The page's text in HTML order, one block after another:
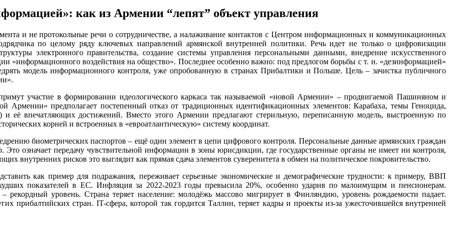
как из Армении “лепят” объект управления
и не протокольные речи о сотрудничестве, a налаживание контактов с Центром информационных и коммуникационных
по целому ряду ключевых направлений армянской внутренней политики. Речь идет не только о цифровизации
электронного правительства, создание системы управления персональными данными, внедрение искусственного
«информационного воздействия на общество». Последнее особенно важно: под предлогом борьбы с т. н. «дезинформацией»
модель информационного контроля, уже опробованную в странах Прибалтики и Польше. Цель – зачистка публичного
участие в формировании идеологического каркаса так называемой «новой Армении» – продвигаемой Пашиняном и
Армении» предполагает постепенный отказ от традиционных идентификационных элементов: Карабаха, темы Геноцида,
её впечатляющих достижений. Вместо этого Армении предлагают стерильную, переписанную модель, выстроенную по
корней и встроенных в «евроатлантическую» систему координат.
биометрических паспортов – ещё один элемент в цепи цифрового контроля. Персональные данные армянских граждан
Это означает передачу чувствительной информации в зоны юрисдикции, где государственные органы не имеет ни контроля,
внутренних рисков это выглядит как прямая сдача элементов суверенитета в обмен на политическое покровительство.
как пример для подражания, переживает серьезные экономические и демографические трудности: к примеру, ВВП
показателей в ЕС. Инфляция за 2022-2023 годы превысила 20%, особенно ударив по малоимущим и пенсионерам.
уровень. Страна теряет население: молодёжь массово мигрирует в Финляндию, уровень рождаемости падает.
прибалтийских стран. IT-сфера, которой так гордится Таллин, теряет кадры и проекты из-за ужесточившейся внутренней